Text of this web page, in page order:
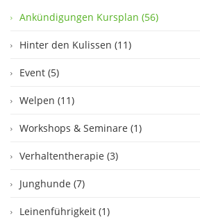
Ankündigungen Kursplan (56)
Hinter den Kulissen (11)
Event (5)
Welpen (11)
Workshops & Seminare (1)
Verhaltentherapie (3)
Junghunde (7)
Leinenführigkeit (1)